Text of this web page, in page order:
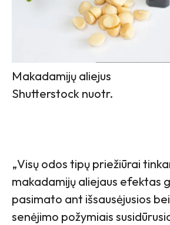
Makadamijų aliejus
Shutterstock nuotr.
„Visų odos tipų priežiūrai
makadamijų aliejaus efektas
pasimato ant išsausėjusios
senėjimo požymiais